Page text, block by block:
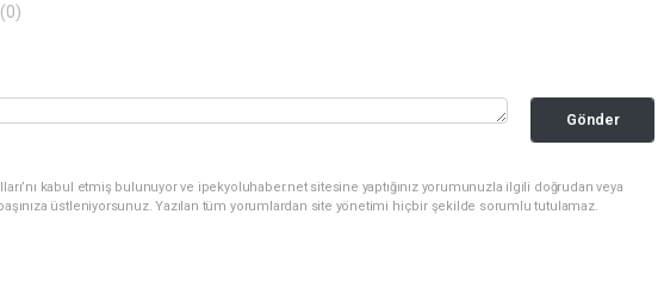
(0)
Gönder
kabul etmiş bulunuyor ve ipekyoluhaber.net sitesine yaptığınız yorumunuzla ilgili doğrudan veya
üstleniyorsunuz. Yazılan tüm yorumlardan site yönetimi hiçbir şekilde sorumlu tutulamaz.